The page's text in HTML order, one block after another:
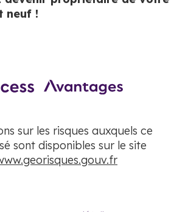
neuf !
sur les risques auxquels ce
sont disponibles sur le site